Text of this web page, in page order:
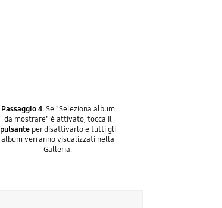
Passaggio 4.Se "Seleziona album
da mostrare" è attivato, tocca il
pulsanteper disattivarlo e tutti gli
album verranno visualizzati nella
Galleria.